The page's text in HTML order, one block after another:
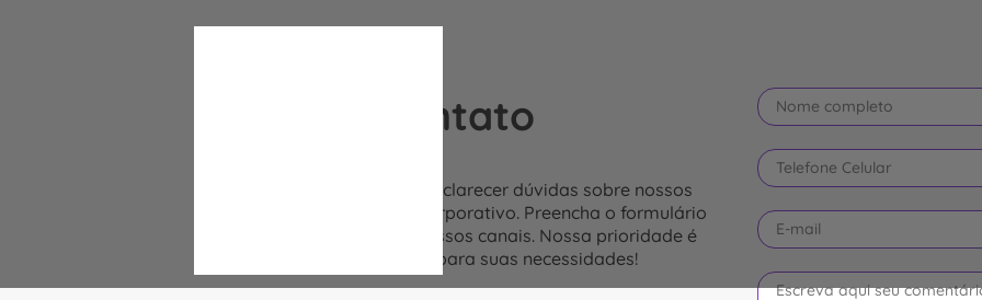
Entre em contato
Estamos à disposição para esclarecer dúvidas sobre nossos
planos de seguros e saúde corporativo. Preencha o formulário
ou entre em contato pelos nossos canais. Nossa prioridade é
oferecer as melhores opções para suas necessidades!